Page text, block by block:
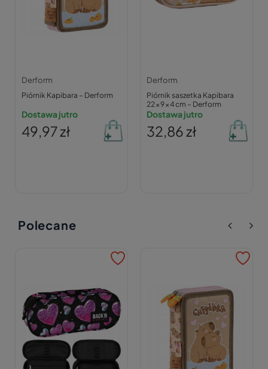
Derform
Piórnik Kapibara – Derform
Dostawa jutro
49,97 zł
Derform
Piórnik saszetka Kapibara
22 × 9 × 4 cm – Derform
Dostawa jutro
32,86 zł
Polecane